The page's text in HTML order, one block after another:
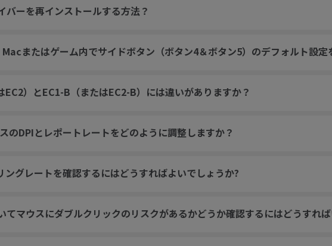
バーを再インストールする方法？
またはゲーム内でサイドボタン（ボタン4＆ボタン5）のデフォルト設定
EC2）とEC1-B（またはEC2-B）には違いがありますか？
のDPIとレポートレートをどのように調整しますか？
ングレートを確認するにはどうすればよいでしょうか?
てマウスにダブルクリックのリスクがあるかどうか確認するにはどうすれ